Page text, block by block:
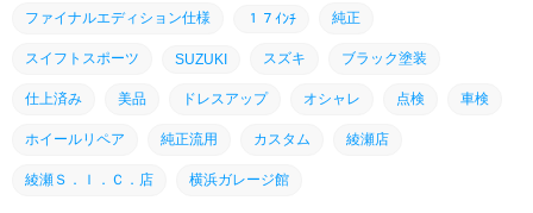
ファイナルエディション仕様 １７ｲﾝﾁ 純正
スイフトスポーツ SUZUKI スズキ ブラック塗装
仕上済み 美品 ドレスアップ オシャレ 点検 車検
ホイールリペア 純正流用 カスタム 綾瀬店
綾瀬Ｓ．Ｉ．Ｃ．店 横浜ガレージ館